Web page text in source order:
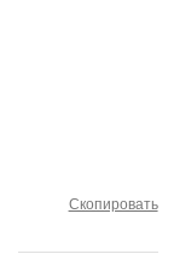
Скопировать